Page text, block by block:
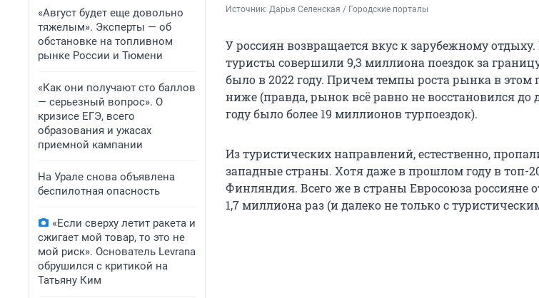
«Август будет еще довольно
тяжелым». Эксперты — об
обстановке на топливном
рынке России и Тюмени
«Как они получают сто баллов
— серьезный вопрос». О
кризисе ЕГЭ, всего
образования и ужасах
приемной кампании
На Урале снова объявлена
беспилотная опасность
«Если сверху летит ракета и
сжигает мой товар, то это не
мой риск». Основатель Levrana
обрушился с критикой на
Татьяну Ким
Источник: Дарья Селенская / Городские порталы
У россиян возвращается вкус к зарубежному
туристы совершили 9,3 миллиона поездок за
было в 2022 году. Причем темпы роста рынка в этом
ниже (правда, рынок всё равно не восстановился до
году было более 19 миллионов турпоездок).
Из туристических направлений, естественно,
западные страны. Хотя даже в прошлом году в топ-
Финляндия. Всего же в страны Евросоюза россияне
1,7 миллиона раз (и далеко не только с